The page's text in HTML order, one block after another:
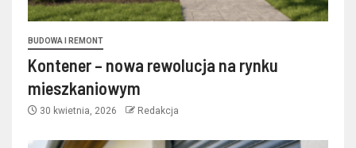
BUDOWA I REMONT
Kontener – nowa rewolucja na rynku
mieszkaniowym
30 kwietnia, 2026 Redakcja